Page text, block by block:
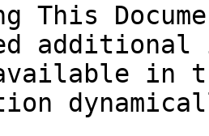
This
in